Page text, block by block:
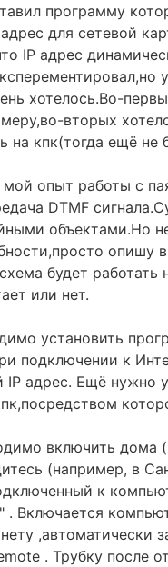
программу
для сетевой
IP адрес
хотелось.Во-
вторых
на кпк(тогда ещё
опыт работы с
DTMF
объектами.Но
опишу
будет работать
или нет.
установить
подключении к
IP адрес. Ещё нужно
включить дома
(например, в
к
Включается
,автоматически
. Трубку после